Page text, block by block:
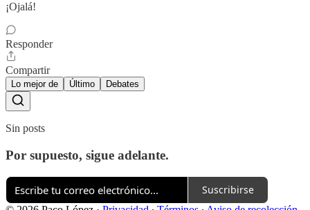
¡Ojalá!
Responder
Compartir
Lo mejor de Último Debates
Sin posts
Por supuesto, sigue adelante.
Suscribirse